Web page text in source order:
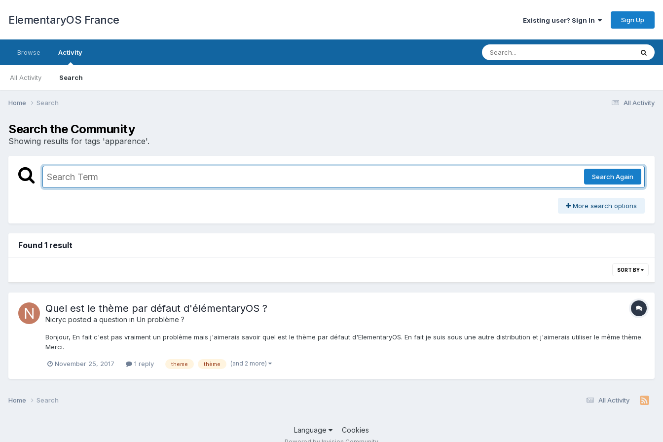
ElementaryOS France Existing user? Sign In Sign Up
Browse Activity
All Activity Search
All Activity
Home Search
Search the Community
Showing results for tags 'apparence'.
Search Again
More search options
Found 1 result
SORT BY
Quel est le thème par défaut d'élémentaryOS ?
Nicryc posted a question in Un problème ?
Bonjour, En fait c'est pas vraiment un problème mais j'aimerais savoir quel est le thème par défaut d'ElementaryOS. En fait je suis sous une autre distribution et j'aimerais utiliser le même thème.
Merci.
November 25, 2017 1 reply theme thème (and 2 more)
All Activity
Home Search
Language Cookies